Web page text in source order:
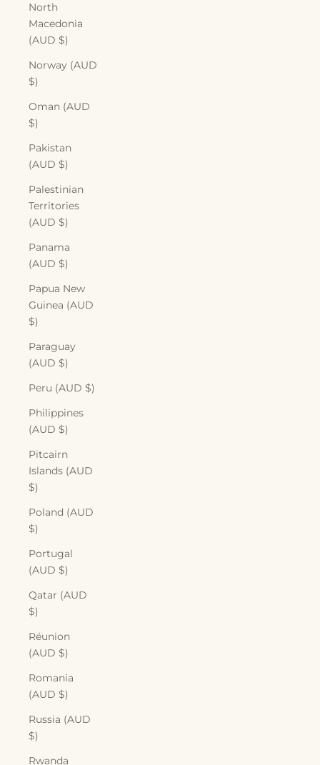
North
Macedonia
(AUD $)
Norway (AUD
$)
Oman (AUD
$)
Pakistan
(AUD $)
Palestinian
Territories
(AUD $)
Panama
(AUD $)
Papua New
Guinea (AUD
$)
Paraguay
(AUD $)
Peru (AUD $)
Philippines
(AUD $)
Pitcairn
Islands (AUD
$)
Poland (AUD
$)
Portugal
(AUD $)
Qatar (AUD
$)
Réunion
(AUD $)
Romania
(AUD $)
Russia (AUD
$)
Rwanda